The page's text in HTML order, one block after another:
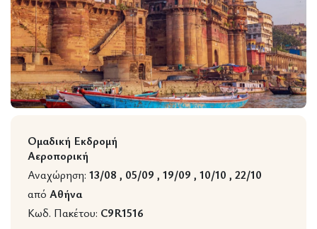
Wildlife
Ομαδική Εκδρομή
Αεροπορική
Αναχώρηση: 13/08 , 05/09 , 19/09 , 10/10 , 22/10
από Αθήνα
Κωδ. Πακέτου: C9R1516